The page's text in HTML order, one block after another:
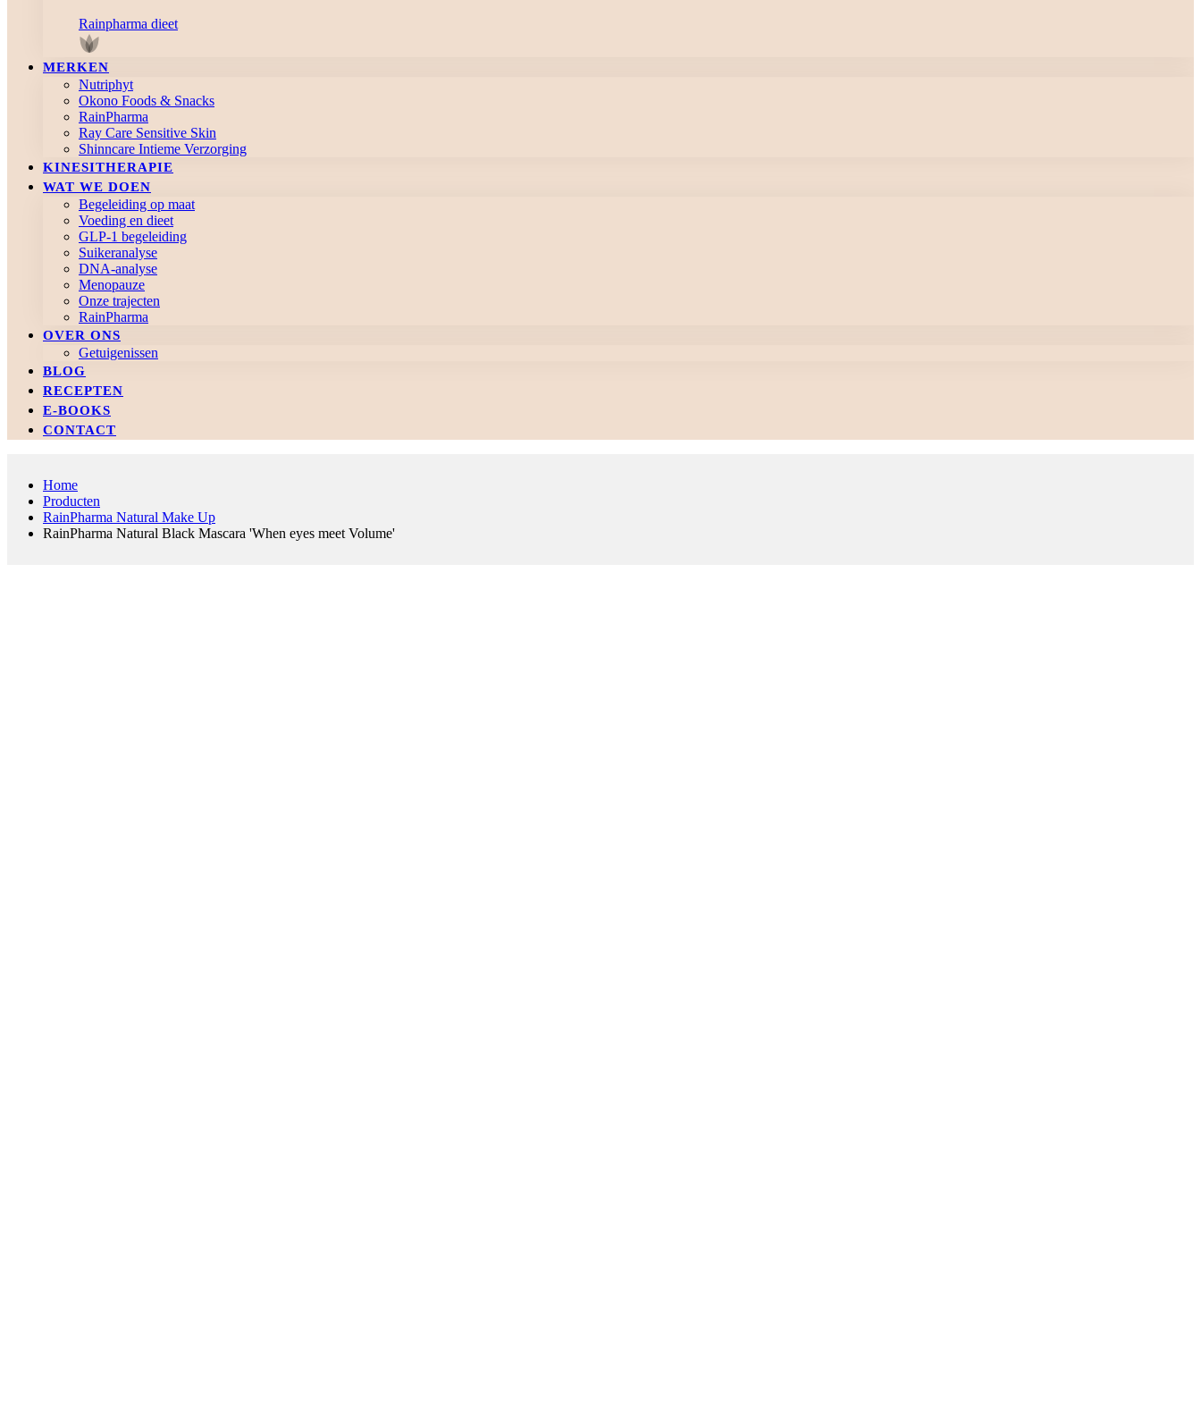
Rainpharma dieet
MERKEN
Nutriphyt
Okono Foods & Snacks
RainPharma
Ray Care Sensitive Skin
Shinncare Intieme Verzorging
KINESITHERAPIE
WAT WE DOEN
Begeleiding op maat
Voeding en dieet
GLP-1 begeleiding
Suikeranalyse
DNA-analyse
Menopauze
Onze trajecten
RainPharma
OVER ONS
Getuigenissen
BLOG
RECEPTEN
E-BOOKS
CONTACT
Home
Producten
RainPharma Natural Make Up
RainPharma Natural Black Mascara 'When eyes meet Volume'